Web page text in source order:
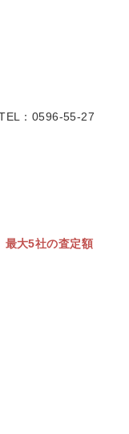
：0596-55-27
最大5社の査定額